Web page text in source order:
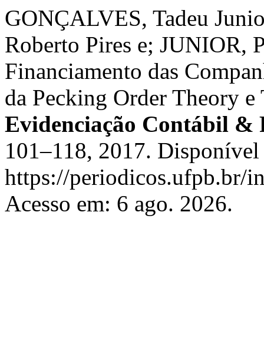
GONÇALVES, Tadeu
Roberto Pires e; JUNIOR,
Financiamento das
da Pecking Order Theory
Evidenciação Contábil &
101–118, 2017. Disponível
https://periodicos.ufpb.br/
Acesso em: 6 ago. 2026.